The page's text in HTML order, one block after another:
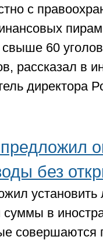
с
60
рассказал в
директора
без
установить
суммы в
совершаются